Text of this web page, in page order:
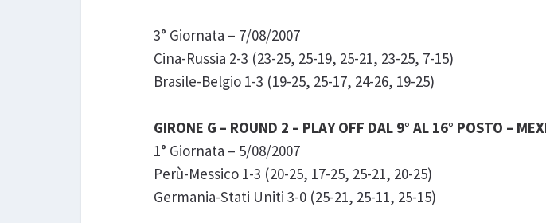
3° Giornata – 7/08/2007
Cina-Russia 2-3 (23-25, 25-19, 25-21, 23-25, 7-15)
Brasile-Belgio 1-3 (19-25, 25-17, 24-26, 19-25)
GIRONE G – ROUND 2 – PLAY OFF DAL 9° AL 16° POSTO –
1° Giornata – 5/08/2007
Perù-Messico 1-3 (20-25, 17-25, 25-21, 20-25)
Germania-Stati Uniti 3-0 (25-21, 25-11, 25-15)